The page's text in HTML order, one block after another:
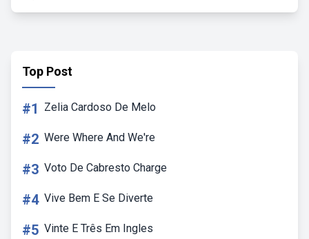
Top Post
#1 Zelia Cardoso De Melo
#2 Were Where And We're
#3 Voto De Cabresto Charge
#4 Vive Bem E Se Diverte
#5 Vinte E Três Em Ingles